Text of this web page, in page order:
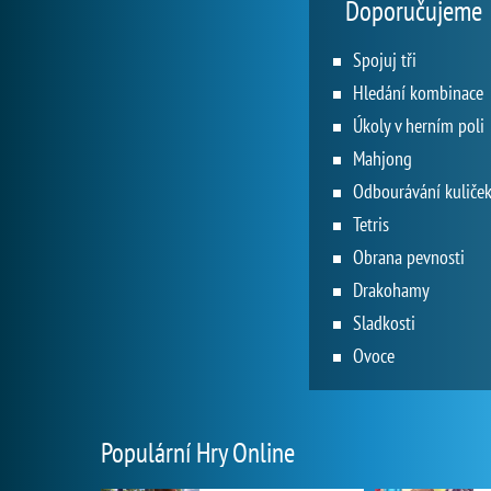
Doporučujeme
Spojuj tři
Hledání kombinace
Úkoly v herním poli
Mahjong
Odbourávání kuliček
Tetris
Obrana pevnosti
Drakohamy
Sladkosti
Ovoce
Populární Hry Online